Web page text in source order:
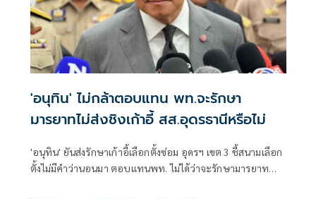
'อนุทิน' ไม่กล้าตอบแทน พท.จะรักษา
มารยาทไม่ส่งชิงเก้าอี้ สส.อุดรธานีหรือไม่
'อนุทิน' ยันส่งรักษาเก้าอี้เลือกตั้งซ่อม อุดรฯ เขต 3 ชี้สนามเลือก
ตั้งไม่มีคำว่านอนมา ตอบแทนพท. ไม่ได้ว่าจะรักษามารยาท